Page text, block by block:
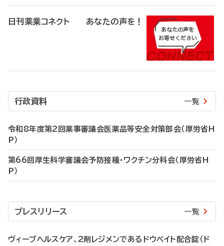
日刊薬業コネクト あなたの声を！
行政資料 一覧
令和8年度第2回薬事審議会医薬品等安全対策部会（厚労省H
P）
第66回厚生科学審議会予防接種・ワクチン分科会（厚労省H
P）
プレスリリース 一覧
ヴィーブヘルスケア、2剤レジメンであるドウベイト配合錠（ド